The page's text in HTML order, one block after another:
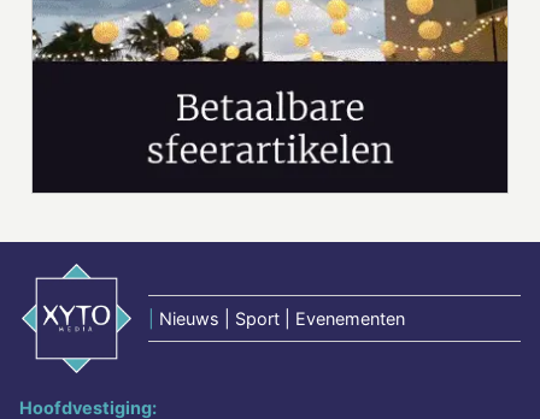
Nieuws | Sport | Evenementen
Hoofdvestiging: